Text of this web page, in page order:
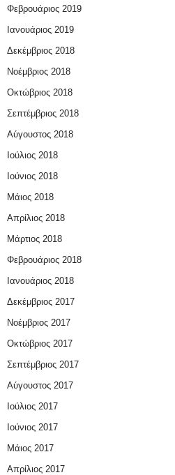
Φεβρουάριος 2019
Ιανουάριος 2019
Δεκέμβριος 2018
Νοέμβριος 2018
Οκτώβριος 2018
Σεπτέμβριος 2018
Αύγουστος 2018
Ιούλιος 2018
Ιούνιος 2018
Μάιος 2018
Απρίλιος 2018
Μάρτιος 2018
Φεβρουάριος 2018
Ιανουάριος 2018
Δεκέμβριος 2017
Νοέμβριος 2017
Οκτώβριος 2017
Σεπτέμβριος 2017
Αύγουστος 2017
Ιούλιος 2017
Ιούνιος 2017
Μάιος 2017
Απρίλιος 2017